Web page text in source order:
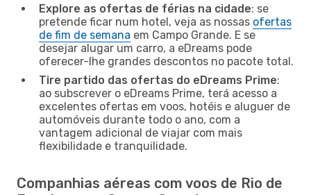
Explore as ofertas de férias na cidade: se
pretende ficar num hotel, veja as nossas ofertas
de fim de semana em Campo Grande. E se
desejar alugar um carro, a eDreams pode
oferecer-lhe grandes descontos no pacote total.
Tire partido das ofertas do eDreams Prime:
ao subscrever o eDreams Prime, terá acesso a
excelentes ofertas em voos, hotéis e aluguer de
automóveis durante todo o ano, com a
vantagem adicional de viajar com mais
flexibilidade e tranquilidade.
Companhias aéreas com voos de Rio de